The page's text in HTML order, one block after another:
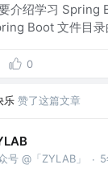
介绍学习 Spring
Boot 文件目录
0
乐 赞了这篇文章
号 @「ZYLAB」 ·